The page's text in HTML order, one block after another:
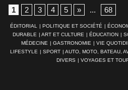
1
2 3 4 5 » ... 68
ÉDITORIAL | POLITIQUE ET SOCIÉTÉ |
DURABLE | ART ET CULTURE | ÉDUCATION |
MÉDECINE | GASTRONOMIE | VIE
LIFESTYLE | SPORT | AUTO, MOTO, BATEAU,
DIVERS | VOYAGES ET